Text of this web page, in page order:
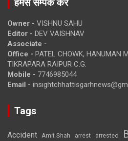
हमसे सम्पर्क करें
Owner - VISHNU SAHU
Editor - DEV VAISHNAV
Associate -
Office - PATEL CHOWK, HANUMAN
TIKRAPARA RAIPUR C.G.
Mobile - 7746985044
Email -
Tags
Accident Amit Shah arrest arrested